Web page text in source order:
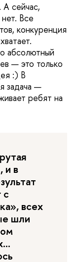
А сейчас,
Все
конкуренция
абсолютный
— это только
:) В
задача —
ребят на
и в
с
всех
шли